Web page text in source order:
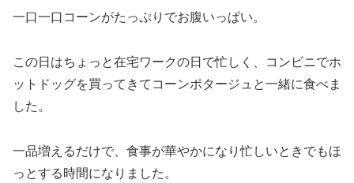
一口一口コーンがたっぷりでお腹いっぱい。
この日はちょっと在宅ワークの日で忙しく、コンビニでホ
ットドッグを買ってきてコーンポタージュと一緒に食べま
した。
一品増えるだけで、食事が華やかになり忙しいときでもほ
っとする時間になりました。